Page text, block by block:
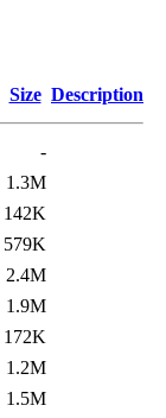
Size Description
-
1.3M
142K
579K
2.4M
1.9M
172K
1.2M
1.5M